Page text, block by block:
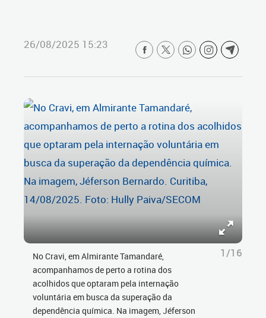
26/08/2025 15:23
No Cravi, em Almirante Tamandaré,
acompanhamos de perto a rotina dos
acolhidos que optaram pela internação
voluntária em busca da superação da
dependência química. Na imagem, Jéferson
1/16